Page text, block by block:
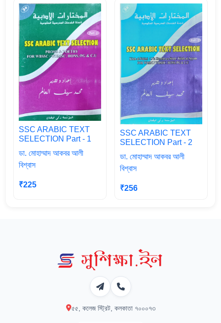
SSC ARABIC TEXT
SELECTION Part - 1
ডা. মোহাম্মাদ আকবর আলী
বিশ্বাস
₹225
SSC ARABIC TEXT
SELECTION Part - 2
ডা. মোহাম্মাদ আকবর আলী
বিশ্বাস
₹256
৫৫, কলেজ স্ট্রিট, কলকাতা ৭০০০৭৩